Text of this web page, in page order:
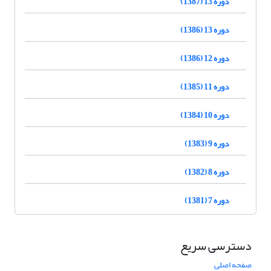
دوره 13 (1386)
دوره 12 (1386)
دوره 11 (1385)
دوره 10 (1384)
دوره 9 (1383)
دوره 8 (1382)
دوره 7 (1381)
دسترسی سریع
صفحه اصلی